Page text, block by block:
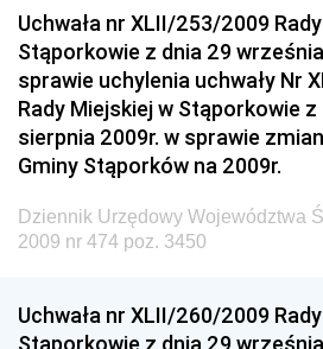
Drogowego
Dziennik Urzędowy
Dziennik Urzędowy Komendy
Dziennik Urzędowy Ministra
Społecznej
Dziennik Urzędowy Ministra
i Gospodarki Morskiej
Dziennik Urzędowy Ministra
Uchwała nr XLII/253/2009
Stąporkowie z dnia 29
sprawie uchylenia uchwały Nr
Rady Miejskiej w Stąporkowie z
sierpnia 2009r. w sprawie
Gminy Stąporków na 2009r.
Dziennik Urzędowy Województwa
2009 nr 474 poz. 3450
Uchwała nr XLII/260/2009
Stąporkowie z dnia 29